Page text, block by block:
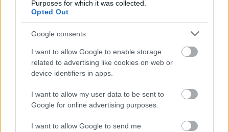
Purposes for which it was collected.
Opted Out
Google consents
I want to allow Google to enable storage
related to advertising like cookies on web or
device identifiers in apps.
I want to allow my user data to be sent to
Google for online advertising purposes.
I want to allow Google to send me
Másfélszeresére bővítik
Hódmezővásárhely jó hírű református
iskoláját
Látványos építési szakasz indult be a
Flórián téri felüljárón